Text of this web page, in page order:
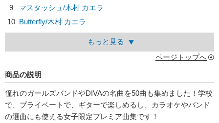
9
マスタッシュ/木村 カエラ
10 Butterfly/木村 カエラ
もっと見る
ページトップへ
商品の説明
憧れのガールズバンドやDIVAの名曲を50曲も集めました！学校
で、プライベートで、ギターで楽しめるし、カラオケやバンド
の選曲にも使える女子限定プレミア曲集です！